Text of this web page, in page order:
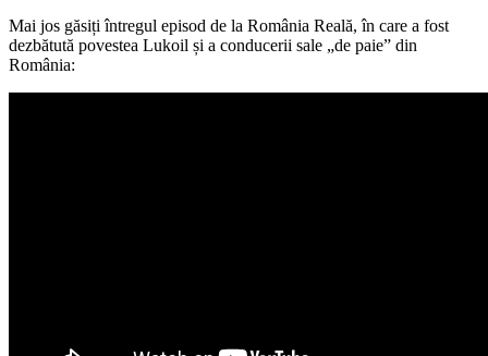
Mai jos găsiți întregul episod de la România Reală, în care a fost
dezbătută povestea Lukoil și a conducerii sale „de paie” din
România: